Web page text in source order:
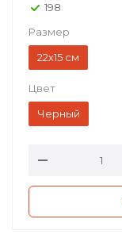
198
Размер
22х15 см
Цвет
Черный